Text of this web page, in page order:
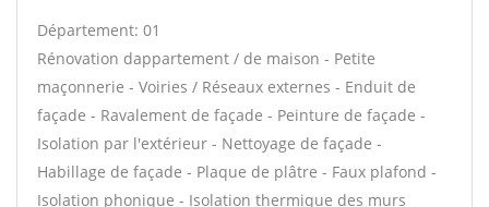
Département: 01
Rénovation dappartement / de maison - Petite
maçonnerie - Voiries / Réseaux externes - Enduit de
façade - Ravalement de façade - Peinture de façade -
Isolation par l'extérieur - Nettoyage de façade -
Habillage de façade - Plaque de plâtre - Faux plafond -
Isolation phonique - Isolation thermique des murs